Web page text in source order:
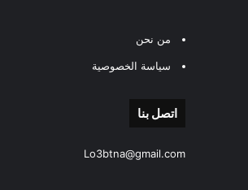
من نحن
سياسة الخصوصية
اتصل بنا
Lo3btna@gmail.com